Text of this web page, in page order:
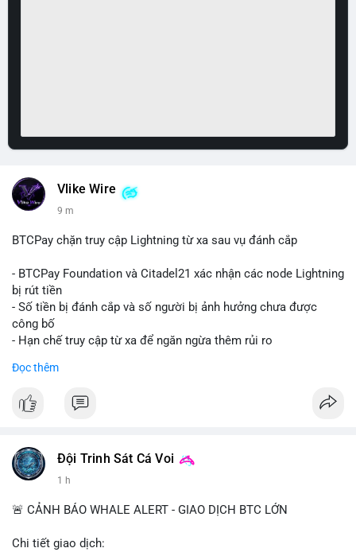
Vlike Wire
9 m
BTCPay chặn truy cập Lightning từ xa sau vụ đánh cắp
- BTCPay Foundation và Citadel21 xác nhận các node Lightning
bị rút tiền
- Số tiền bị đánh cắp và số người bị ảnh hưởng chưa được
công bố
- Hạn chế truy cập từ xa để ngăn ngừa thêm rủi ro
#binancesquare
$btc
📰 Nguồn: Cointelegraph
Đọc thêm
Đội Trinh Sát Cá Voi
1 h
🚨 CẢNH BÁO WHALE ALERT - GIAO DỊCH BTC LỚN
Chi tiết giao dịch: